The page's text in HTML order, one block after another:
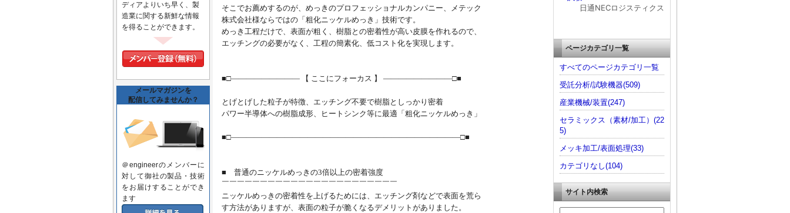
そこでお薦めするのが、めっきのプロフェッショナルカンパニー、メテック
株式会社様ならではの「粗化ニッケルめっき」技術です。
めっき工程だけで、表面が粗く、樹脂との密着性が高い皮膜を作れるので、
エッチングの必要がなく、工程の簡素化、低コスト化を実現します。
■□――――――――― 【 ここにフォーカス 】 ―――――――――□■
とげとげした粒子が特徴、エッチング不要で樹脂としっかり密着
パワー半導体への樹脂成形、ヒートシンク等に最適「粗化ニッケルめっき」
■□――――――――――――――――――――――――――――――□■
■ 普通のニッケルめっきの3倍以上の密着強度
￣￣￣￣￣￣￣￣￣￣￣￣￣￣￣￣￣￣￣￣￣￣￣
ニッケルめっきの密着性を上げるためには、エッチング剤などで表面を荒ら
す方法がありますが、表面の粒子が脆くなるデメリットがありました。
ディアよりいち早く、製
造業に関する新鮮な情報
を得ることができます。
メールマガジンを
配信してみませんか？
＠engineerのメンバーに
対して御社の製品・技術
をお届けすることができ
ます
ページカテゴリ一覧
すべてのページカテゴリ一覧
受託分析/試験機器(509)
産業機械/装置(247)
セラミックス（素材/加工）(22
5)
メッキ加工/表面処理(33)
カテゴリなし(104)
サイト内検索